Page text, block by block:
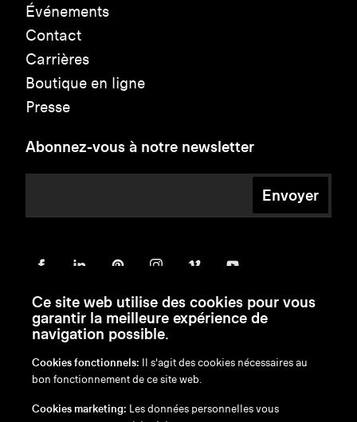
Événements
Contact
Carrières
Boutique en ligne
Presse
Abonnez-vous à notre newsletter
Envoyer
en/nl/fr/de
Ce site web utilise des cookies pour vous
garantir la meilleure expérience de
navigation possible.
Cookies fonctionnels: Il s'agit des cookies nécessaires au
bon fonctionnement de ce site web.
Cookies marketing: Les données personnelles vous